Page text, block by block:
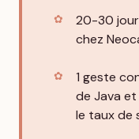
20-30
chez
1 geste
de Java
le taux de